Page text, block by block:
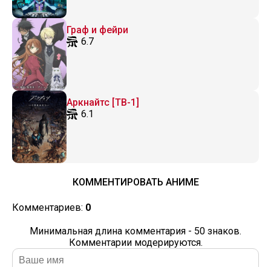
Граф и фейри
6.7
Аркнайтс [ТВ-1]
6.1
КОММЕНТИРОВАТЬ АНИМЕ
Комментариев: 0
Минимальная длина комментария - 50 знаков.
Комментарии модерируются.